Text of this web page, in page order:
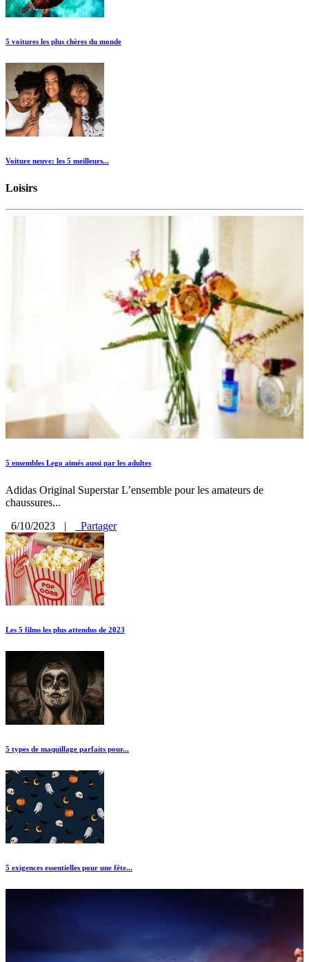
5 voitures les plus chères du monde
Voiture neuve: les 5 meilleurs...
Loisirs
5 ensembles Lego aimés aussi par les adultes
Adidas Original Superstar L’ensemble pour les amateurs de
chaussures...
6/10/2023
| Partager
Les 5 films les plus attendus de 2023
5 types de maquillage parfaits pour...
5 exigences essentielles pour une fête...